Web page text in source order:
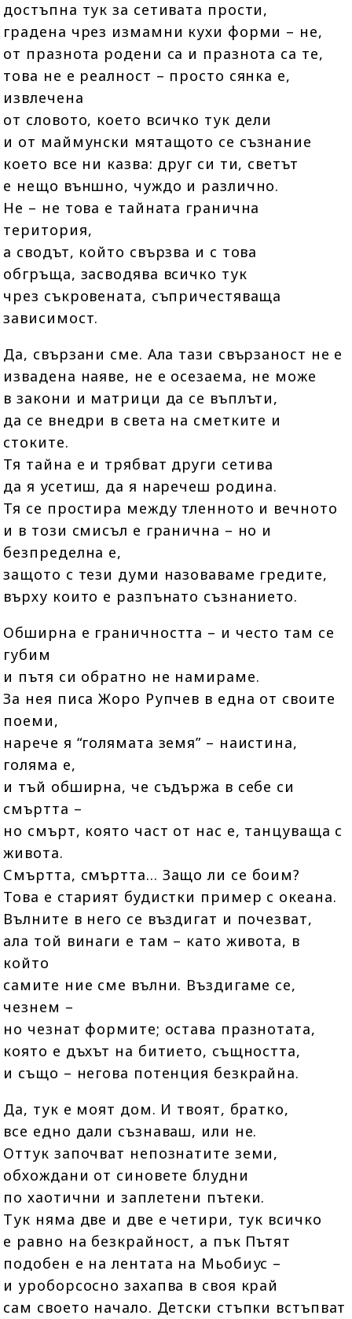
достъпна тук за сетивата прости,
градена чрез измамни кухи форми – не,
от празнота родени са и празнота са те,
това не е реалност – просто сянка е,
извлечена
от словото, което всичко тук дели
и от маймунски мятащото се съзнание
което все ни казва: друг си ти, светът
е нещо външно, чуждо и различно.
Не – не това е тайната гранична
територия,
а сводът, който свързва и с това
обгръща, засводява всичко тук
чрез съкровената, съпричестяваща
зависимост.
Да, свързани сме. Ала тази свързаност не е
извадена наяве, не е осезаема, не може
в закони и матрици да се въплъти,
да се внедри в света на сметките и
стоките.
Тя тайна е и трябват други сетива
да я усетиш, да я наречеш родина.
Тя се простира между тленното и вечното
и в този смисъл е гранична – но и
безпределна е,
защото с тези думи назоваваме гредите,
върху които е разпънато съзнанието.
Обширна е граничността – и често там се
губим
и пътя си обратно не намираме.
За нея писа Жоро Рупчев в една от своите
поеми,
нарече я “голямата земя” – наистина,
голяма е,
и тъй обширна, че съдържа в себе си
смъртта –
но смърт, която част от нас е, танцуваща с
живота.
Смъртта, смъртта… Защо ли се боим?
Това е старият будистки пример с океана.
Вълните в него се въздигат и почезват,
ала той винаги е там – като живота, в
който
самите ние сме вълни. Въздигаме се,
чезнем –
но чезнат формите; остава празнотата,
която е дъхът на битието, същността,
и също – негова потенция безкрайна.
Да, тук е моят дом. И твоят, братко,
все едно дали съзнаваш, или не.
Оттук започват непознатите земи,
обхождани от синовете блудни
по хаотични и заплетени пътеки.
Тук няма две и две е четири, тук всичко
е равно на безкрайност, а пък Пътят
подобен е на лентата на Мьобиус –
и уроборсосно захапва в своя край
сам своето начало. Детски стъпки встъпват